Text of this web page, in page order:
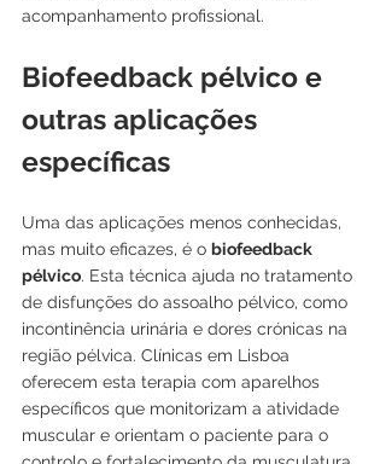
acompanhamento profissional.
Biofeedback pélvico e
outras aplicações
específicas
Uma das aplicações menos conhecidas,
mas muito eficazes, é o biofeedback
pélvico. Esta técnica ajuda no tratamento
de disfunções do assoalho pélvico, como
incontinência urinária e dores crónicas na
região pélvica. Clínicas em Lisboa
oferecem esta terapia com aparelhos
específicos que monitorizam a atividade
muscular e orientam o paciente para o